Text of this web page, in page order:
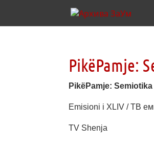
PikëPamje:
PikëPamje:
Emisioni i XLIV / ТВ
TV Shenja